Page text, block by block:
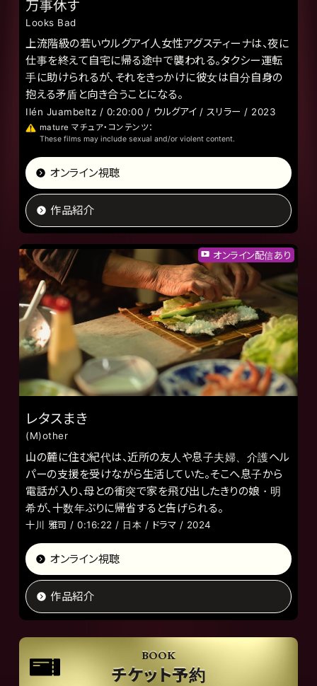
万事休す
Looks Bad
上流階級の若いウルグアイ人女性アグスティーナは、夜に
仕事を終えて自宅に帰る途中で襲われる。タクシー運転
手に助けられるが、それをきっかけに彼女は自分自身の
抱える矛盾と向き合うことになる。
Ilén Juambeltz / 0:20:00 / ウルグアイ / スリラー / 2023
mature マチュア・コンテンツ：
These films may include sexual and/or violent content.
オンライン視聴
作品紹介
オンライン配信あり
レタスまき
(M)other
山の麓に住む紀代は、近所の友人や息子夫婦、介護ヘル
パーの支援を受けながら生活していた。そこへ息子から
電話が入り、母との衝突で家を飛び出したきりの娘・明
希が、十数年ぶりに帰省すると告げられる。
十川 雅司 / 0:16:22 / 日本 / ドラマ / 2024
オンライン視聴
作品紹介
BOOK
チケット予約